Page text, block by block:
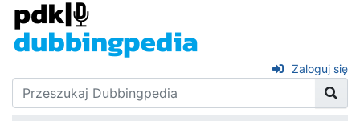
Zaloguj się